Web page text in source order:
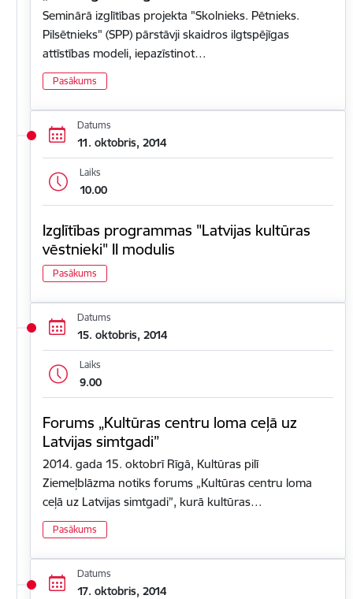
Seminārā izglītības projekta "Skolnieks. Pētnieks.
Pilsētnieks" (SPP) pārstāvji skaidros ilgtspējīgas
attīstības modeli, iepazīstinot…
Pasākums
Datums
11. oktobris, 2014
Laiks
10.00
Izglītības programmas "Latvijas kultūras
vēstnieki" II modulis
Pasākums
Datums
15. oktobris, 2014
Laiks
9.00
Forums „Kultūras centru loma ceļā uz
Latvijas simtgadi”
2014. gada 15. oktobrī Rīgā, Kultūras pilī
Ziemeļblāzma notiks forums „Kultūras centru loma
ceļā uz Latvijas simtgadi”, kurā kultūras…
Pasākums
Datums
17. oktobris, 2014